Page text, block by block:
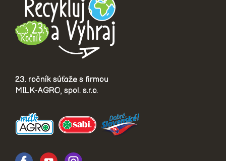
23. ročník súťaže s firmou
MILK-AGRO, spol. s.r.o.